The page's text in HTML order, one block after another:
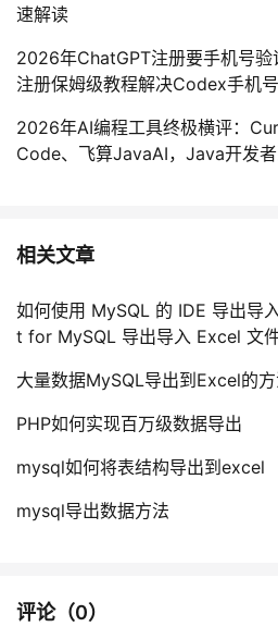
速解读
2026年ChatGPT注册要手机号
注册保姆级教程解决Codex手机
2026年AI编程工具终极横评：
Code、飞算JavaAI，Java开发者
相关文章
如何使用 MySQL 的 IDE 导出导
t for MySQL 导出导入 Excel 文件
大量数据MySQL导出到Excel的
PHP如何实现百万级数据导出
mysql如何将表结构导出到excel
mysql导出数据方法
评论（0）